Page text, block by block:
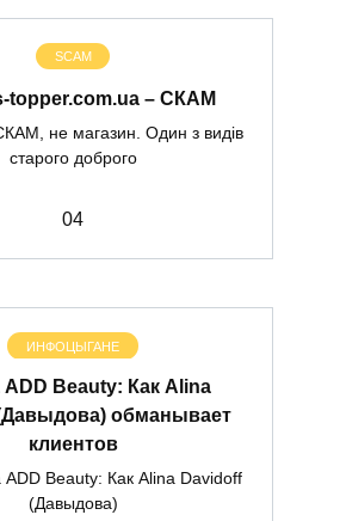
SCAM
topper.com.ua – СКАМ
не магазин. Один з видів
старого доброго
04
ИНФОЦЫГАНЕ
Beauty: Как Alina
обманывает
клиентов
Beauty: Как Alina Davidoff
(Давыдова)